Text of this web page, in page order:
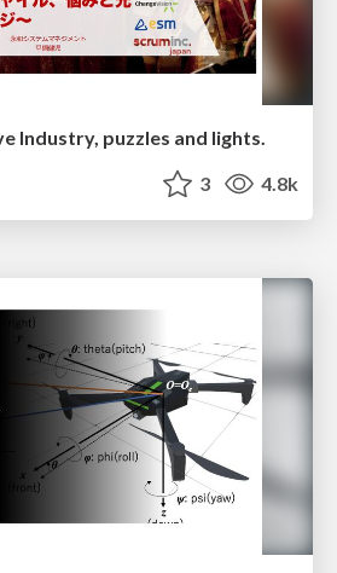
Industry, puzzles and lights.
3 4.8k